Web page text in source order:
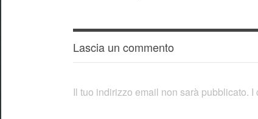
Lascia un commento
Il tuo indirizzo email non sarà pubblicato. I